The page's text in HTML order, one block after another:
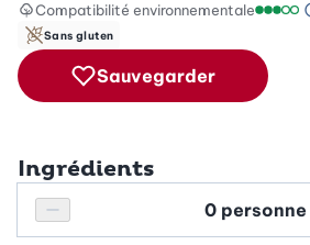
Compatibilité environnementale
Sans gluten
Sauvegarder
Ingrédients
Réduire le nombre de personnes
Personnes